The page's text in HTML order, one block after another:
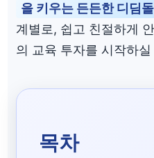
을 키우는 든든한 디딤돌
계별로, 쉽고 친절하게
의 교육 투자를 시작하
목차